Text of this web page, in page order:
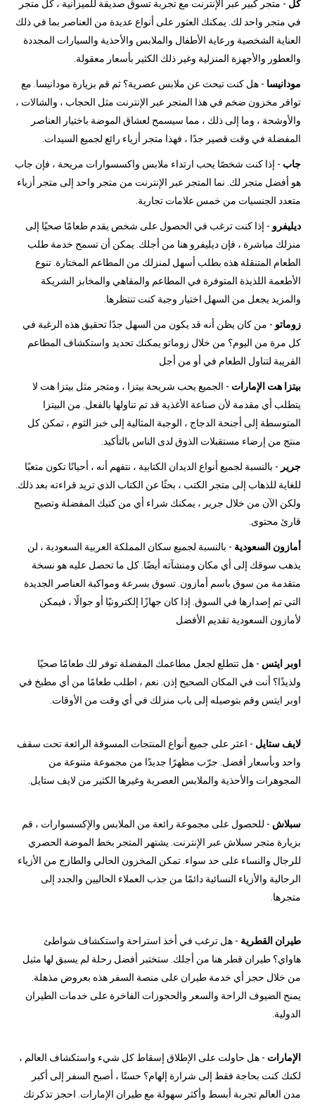
كل - متجر كبير عبر الإنترنت مع تجربة تسوق صديقة للميزانية ، كل متجر
في متجر واحد لك. يمكنك العثور على أنواع عديدة من العناصر بما في ذلك
العناية الشخصية ورعاية الأطفال والملابس والأحذية والسيارات المجددة
والعطور والأجهزة المنزلية وغير ذلك الكثير بأسعار معقولة.
مودانيسا - هل كنت تبحث عن ملابس عصرية؟ ثم قم بزيارة مودانيسا. مع
توافر مخزون ضخم في هذا المتجر عبر الإنترنت مثل الحجاب ، والشالات ،
والأوشحة ، وما إلى ذلك ، مما سيسمح لعشاق الموضة باختيار العناصر
المفضلة في وقت قصير جدًا ، فهذا متجر أزياء رائع لجميع السيدات.
جاب - إذا كنت شخصًا يحب ارتداء ملابس واكسسوارات مريحة ، فإن جاب
هو أفضل متجر لك. نما المتجر عبر الإنترنت من متجر واحد إلى متجر أزياء
متعدد الجنسيات من خمس علامات تجارية.
ديليفرو - إذا كنت ترغب في الحصول على شخص يقدم طعامًا صحيًا إلى
منزلك مباشرة ، فإن ديليفرو هنا من أجلك. يمكن أن تسمح خدمة طلب
الطعام المتنقلة هذه بطلب أسهل لمنزلك من المطاعم المختارة. تنوع
الأطعمة اللذيذة المتوفرة في المطاعم والمقاهي والمخابز الشريكة
والمزيد يجعل من السهل اختيار وجبة كنت تنتظرها.
زوماتو - من كان يظن أنه قد يكون من السهل جدًا تحقيق هذه الرغبة في
كل مرة من اليوم؟ من خلال زوماتو يمكنك تحديد واستكشاف المطاعم
القريبة لتناول الطعام في أو من أجل
بيتزا هت الإمارات - الجميع يحب شريحة بيتزا ، ومتجر مثل بيتزا هت لا
يتطلب أي مقدمة لأن صناعة الأغذية قد تم تناولها بالفعل. من البيتزا
المتوسطة إلى أجنحة الدجاج ، الوجبة المثالية إلى خبز الثوم ، تمكن كل
منتج من إرضاء مستقبلات الذوق لدى الناس بالتأكيد.
جرير - بالنسبة لجميع أنواع الديدان الكتابية ، نتفهم أنه ، أحيانًا تكون متعبًا
للغاية للذهاب إلى متجر الكتب ، بحثًا عن الكتاب الذي تريد قراءته بعد ذلك.
ولكن الآن من خلال جرير ، يمكنك شراء أي من كتبك المفضلة وتصبح
قارئ محتوى.
أمازون السعودية - بالنسبة لجميع سكان المملكة العربية السعودية ، لن
يذهب سوقك إلى أي مكان ومنشآته أيضًا. كل ما تحصل عليه هو نسخة
متقدمة من سوق باسم أمازون. تسوق بسرعة ومواكبة العناصر الجديدة
التي تم إصدارها في السوق. إذا كان جهازًا إلكترونيًا أو جوالًا ، فيمكن
لأمازون السعودية تقديم الأفضل
اوبر ايتس - هل تتطلع لجعل مطاعمك المفضلة توفر لك طعامًا صحيًا
ولذيذًا؟ أنت في المكان الصحيح إذن. نعم ، اطلب طعامًا من أي مطبخ في
اوبر ايتس وقم بتوصيله إلى باب منزلك في أي وقت من الأوقات.
لايف ستايل - اعثر على جميع أنواع المنتجات المسوقة الرائعة تحت سقف
واحد وبأسعار أفضل. جرّب مظهرًا جديدًا من مجموعة متنوعة من
المجوهرات والأحذية والملابس العصرية وغيرها الكثير من لايف ستايل.
سبلاش - للحصول على مجموعة رائعة من الملابس والإكسسوارات ، قم
بزيارة متجر سبلاش عبر الإنترنت. يشتهر المتجر بخط الموضة الحصري
للرجال والنساء على حد سواء. تمكن المخزون الحالي والطازج من الأزياء
الرجالية والأزياء النسائية دائمًا من جذب العملاء الحاليين والجدد إلى
متجرها.
طيران القطرية - هل ترغب في أخذ استراحة واستكشاف شواطئ
هاواي؟ طيران قطر هنا من أجلك. ستختبر أفضل رحلة لم يسبق لها مثيل
من خلال حجز أي خدمة طيران على منصة السفر هذه بعروض مذهلة.
يمنح الضيوف الراحة والسعر والحجوزات الفاخرة على خدمات الطيران
الدولية.
الإمارات - هل حاولت على الإطلاق إسقاط كل شيء واستكشاف العالم ،
لكنك كنت بحاجة فقط إلى شرارة إلهام؟ حسنًا ، أصبح السفر إلى أكبر
مدن العالم تجربة أبسط وأكثر سهولة مع طيران الإمارات. احجز تذكرتك